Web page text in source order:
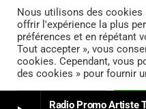
Radio Promo Artiste
EQUIPE
CONFIDENTIALITÉ
DJ
Nous utilisons des cookies
offrir l'expérience la plus
préférences et en répétant
Tout accepter », vous
cookies. Cependant, vous
des cookies » pour fournir
Paramètres Cookie Tout